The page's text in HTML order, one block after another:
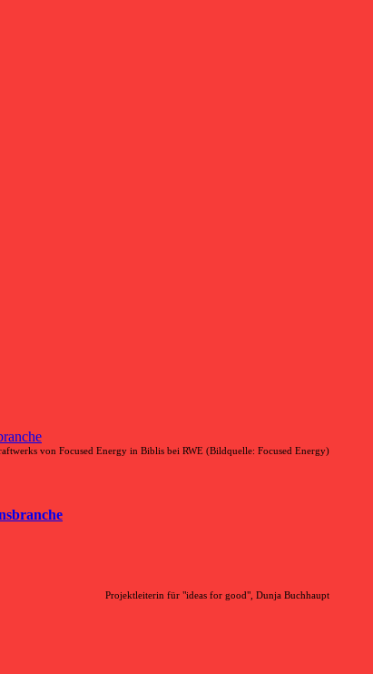
von Focused Energy in Biblis bei RWE (Bildquelle: Focused Energy)
Projektleiterin für "ideas for good", Dunja Buchhaupt